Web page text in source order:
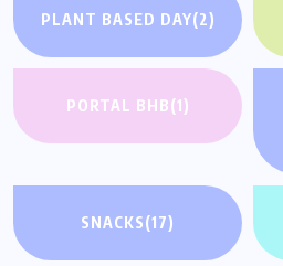
PLANT BASED DAY(2)
PORTAL BHB(1)
SNACKS(17)